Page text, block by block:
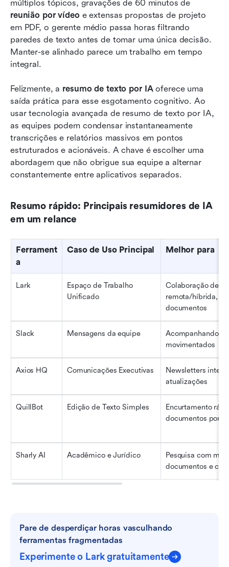
reunião por vídeo e extensas propostas de projeto
em PDF, o gerente médio passa horas filtrando
paredes de texto antes de tomar uma única decisão.
Manter-se alinhado parece um trabalho em tempo
integral.
Felizmente, a resumo de texto por IA oferece uma
saída prática para esse esgotamento cognitivo. Ao
usar tecnologia avançada de resumo de texto por IA,
as equipes podem condensar instantaneamente
transcrições e relatórios massivos em pontos
estruturados e acionáveis. A chave é escolher uma
abordagem que não obrigue sua equipe a alternar
constantemente entre aplicativos separados.
Resumo rápido: Principais resumidores de IA
em um relance
Ferrament
a
Caso de Uso Principal Melhor para
Lark
Espaço de Trabalho
Unificado
Colaboração de
remota/híbrida,
documentos
Slack Mensagens da equipe
Acompanhando
movimentados
Axios HQ Comunicações Executivas
Newsletters
atualizações
QuillBot Edição de Texto Simples
Encurtamento
documentos por
Sharly AI Acadêmico e Jurídico
Pesquisa com
documentos e
Pare de desperdiçar horas vasculhando
ferramentas fragmentadas
Experimente o Lark gratuitamente
Como os gerentes usam a IA para a
sumarização de texto: 3 cenários práticos
Avaliando as capacidades de resumo de texto
de IA: o que observar
Conclusão
Perguntas frequentes
Leitura relacionada